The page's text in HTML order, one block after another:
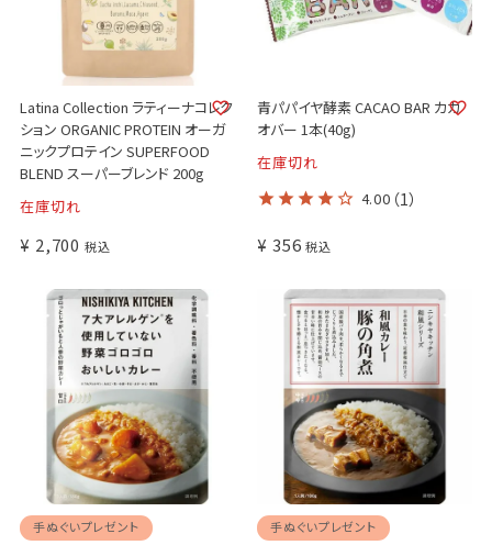
Latina Collection ラティーナコレク
ション ORGANIC PROTEIN オーガ
ニックプロテイン SUPERFOOD
BLEND スーパーブレンド 200g
在庫切れ
¥ 2,700 税込
青パパイヤ酵素 CACAO BAR カカ
オバー 1本(40g)
在庫切れ
4.00 （1）
¥ 356 税込
手ぬぐいプレゼント 手ぬぐいプレゼント